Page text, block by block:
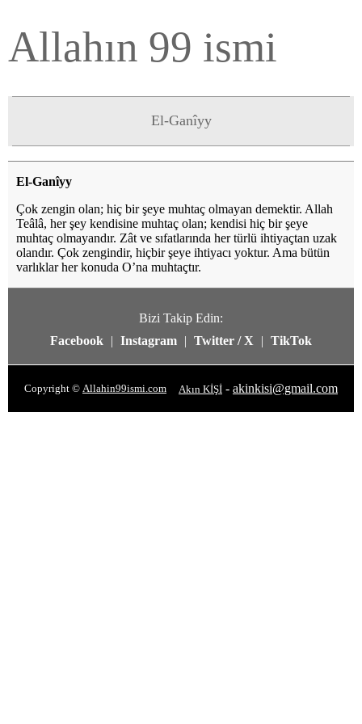
Allahın 99 ismi
El-Ganîyy
El-Ganîyy
Çok zengin olan; hiç bir şeye muhtaç olmayan demektir. Allah
Teâlâ, her şey kendisine muhtaç olan; kendisi hiç bir şeye
muhtaç olmayandır. Zât ve sıfatlarında her türlü ihtiyaçtan uzak
olandır. Çok zengindir, hiçbir şeye ihtiyacı yoktur. Ama bütün
varlıklar her konuda O’na muhtaçtır.
Bizi Takip Edin:
Facebook | Instagram | Twitter / X | TikTok
Copyright © Allahin99ismi.com Akın KİŞİ - akinkisi@gmail.com